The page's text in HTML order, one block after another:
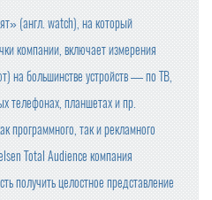
(англ. watch), на который
компании, включает измерения
на большинстве устройств — по ТВ,
телефонах, планшетах и пр.
программного, так и рекламного
Total Audience компания
получить целостное представление